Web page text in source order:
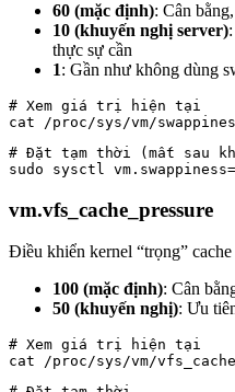
60 (mặc định): Cân
10 (khuyến nghị server)
thực sự cần
1: Gần như không dùng
# Xem giá trị hiện tại
cat /proc/sys/vm/
# Đặt tạm thời (mất sau
sudo sysctl
vm.vfs_cache_pressure
Điều khiển kernel “trọng” cache
100 (mặc định): Cân
50 (khuyến nghị): Ưu
# Xem giá trị hiện tại
cat /proc/sys/vm/